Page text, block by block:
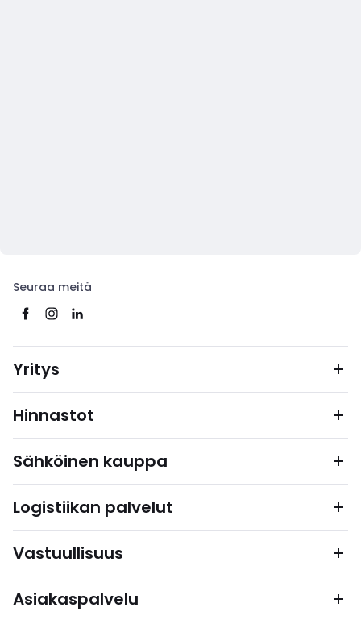
Seuraa meitä
Yritys
Hinnastot
Sähköinen kauppa
Logistiikan palvelut
Vastuullisuus
Asiakaspalvelu